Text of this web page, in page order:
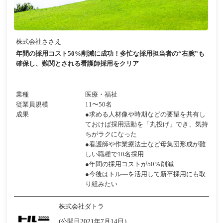
株式会社ささえ
年間の採用コスト50%削減に成功！多忙な採用担当者の“右腕”も
確保し、難関とされる看護師採用をクリア
業種
医療・福祉
従業員規模
11〜50名
成果
●求める人材像や時期などの要望を共有し
ておけば採用活動を「丸投げ」でき、気持
ちがラクになった
●看護師や作業療法士など母集団形成が難
しい職種で10名採用
●年間の採用コストが50％削減
●今後はトル―を活用して新卒採用にも取
り組みたい
株式会社ダトラ
(公開日2021年7月14日）